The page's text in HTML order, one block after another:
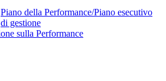
Piano della Performance/Piano esecutivo
di gestione
sulla Performance